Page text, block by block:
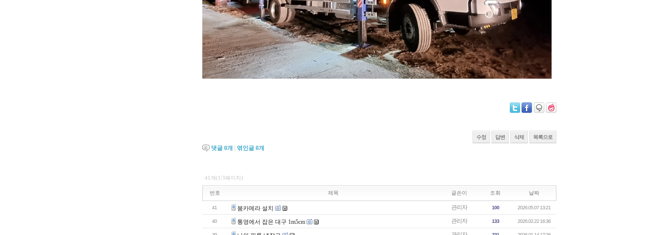
수정 답변 삭제 목록으로
댓글 0개 엮인글 0개
41개(1/3페이지)
번호 제목 글쓴이 조회 날짜
41 붐카메라 설치 관리자 100 2026.05.07 13:21
40 통영에서 잡은 대구 1m5cm 관리자 133 2026.02.22 16:36